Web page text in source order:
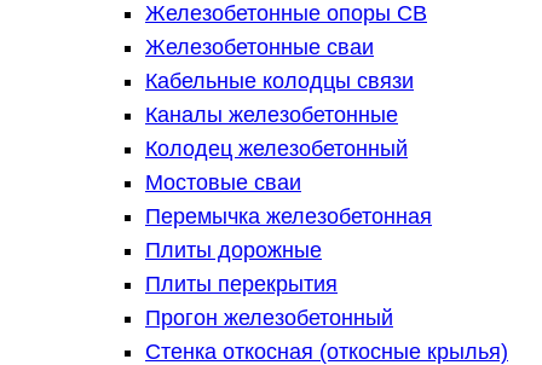
Железобетонные опоры СВ
Железобетонные сваи
Кабельные колодцы связи
Каналы железобетонные
Колодец железобетонный
Мостовые сваи
Перемычка железобетонная
Плиты дорожные
Плиты перекрытия
Прогон железобетонный
Стенка откосная (откосные крылья)